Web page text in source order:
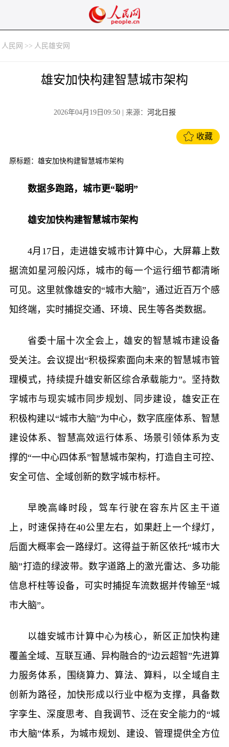
人民网 >> 人民雄安网
雄安加快构建智慧城市架构
2026年04月19日09:50| 来源： 河北日报
收藏
原标题：雄安加快构建智慧城市架构
数据多跑路，城市更“聪明”
雄安加快构建智慧城市架构
4月17日，走进雄安城市计算中心，大屏幕上数
据流如星河般闪烁，城市的每一个运行细节都清晰
可见。这里就像雄安的“城市大脑”，通过近百万个感
知终端，实时捕捉交通、环境、民生等各类数据。
省委十届十次全会上，雄安的智慧城市建设备
受关注。会议提出“积极探索面向未来的智慧城市管
理模式，持续提升雄安新区综合承载能力”。坚持数
字城市与现实城市同步规划、同步建设，雄安正在
积极构建以“城市大脑”为中心，数字底座体系、智慧
建设体系、智慧高效运行体系、场景引领体系为支
撑的“一中心四体系”智慧城市架构，打造自主可控、
安全可信、全域创新的数字城市标杆。
早晚高峰时段，驾车行驶在容东片区主干道
上，时速保持在40公里左右，如果赶上一个绿灯，
后面大概率会一路绿灯。这得益于新区依托“城市大
脑”打造的绿波带。数字道路上的激光雷达、多功能
信息杆柱等设备，可实时捕捉车流数据并传输至“城
市大脑”。
以雄安城市计算中心为核心，新区正加快构建
覆盖全域、互联互通、异构融合的“边云超智”先进算
力服务体系，围绕算力、算法、算料，以全域自主
创新为路径，加快形成以行业中枢为支撑，具备数
字孪生、深度思考、自我调节、泛在安全能力的“城
市大脑”体系，为城市规划、建设、管理提供全方位